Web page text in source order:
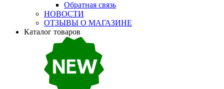
Обратная связь
НОВОСТИ
ОТЗЫВЫ О МАГАЗИНЕ
Каталог товаров